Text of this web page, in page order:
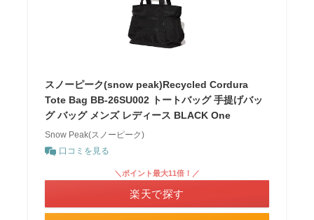
スノーピーク(snow peak)Recycled Cordura
Tote Bag BB-26SU002 トートバッグ 手提げバッ
グ バッグ メンズ レディース BLACK One
Snow Peak(スノーピーク)
口コミを見る
＼ポイント最大11倍！／
楽天で探す